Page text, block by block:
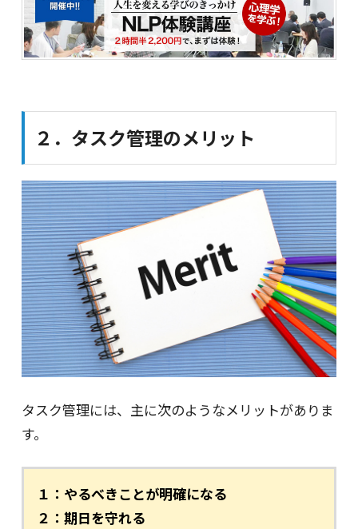
２．タスク管理のメリット
タスク管理には、主に次のようなメリットがありま
す。
１：やるべきことが明確になる
２：期日を守れる